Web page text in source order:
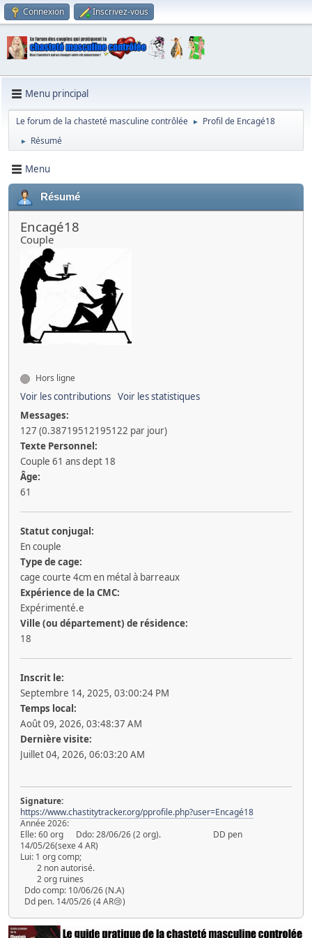
Connexion Inscrivez-vous
Menu principal
Le forum de la chasteté masculine contrôlée ► Profil de Encagé18
► Résumé
Menu
Résumé
Encagé18
Couple
Hors ligne
Voir les contributions Voir les statistiques
Messages:
127 (0.38719512195122 par jour)
Texte Personnel:
Couple 61 ans dept 18
Âge:
61
Statut conjugal:
En couple
Type de cage:
cage courte 4cm en métal à barreaux
Expérience de la CMC:
Expérimenté.e
Ville (ou département) de résidence:
18
Inscrit le:
Septembre 14, 2025, 03:00:24 PM
Temps local:
Août 09, 2026, 03:48:37 AM
Dernière visite:
Juillet 04, 2026, 06:03:20 AM
Signature:
https://www.chastitytracker.org/pprofile.php?user=Encagé18
Année 2026:
Elle: 60 org Ddo: 28/06/26 (2 org). DD pen
14/05/26(sexe 4 AR)
Lui: 1 org comp;
2 non autorisé.
2 org ruines
Ddo comp: 10/06/26 (N.A)
Dd pen. 14/05/26 (4 AR😢)